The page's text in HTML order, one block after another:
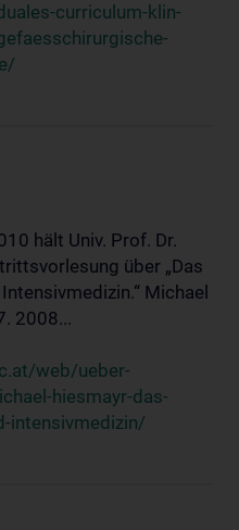
curriculum-klin-
hält Univ. Prof. Dr.
über „Das
Michael
2008...
web/ueber-
hiesmayr-das-
intensivmedizin/